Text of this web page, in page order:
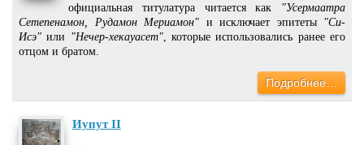
официальная титулатура читается как "Усермаатра
Сетепенамон, Рудамон Мериамон" и исключает эпитеты "Си-
Исэ" или "Нечер-хекауасет", которые использовались ранее его
отцом и братом.
Подробнее…
Иупут II